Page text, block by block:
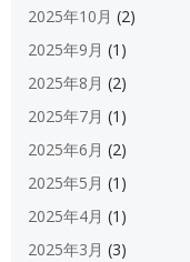
2025年10月 (2)
2025年9月 (1)
2025年8月 (2)
2025年7月 (1)
2025年6月 (2)
2025年5月 (1)
2025年4月 (1)
2025年3月 (3)